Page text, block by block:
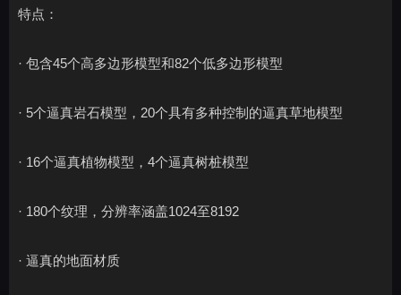
特点：
· 包含45个高多边形模型和82个低多边形模型
· 5个逼真岩石模型，20个具有多种控制的逼真草地模型
· 16个逼真植物模型，4个逼真树桩模型
· 180个纹理，分辨率涵盖1024至8192
· 逼真的地面材质